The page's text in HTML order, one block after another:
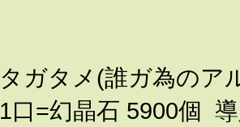
タガタメ(誰ガ為のア
1口=幻晶石 5900個